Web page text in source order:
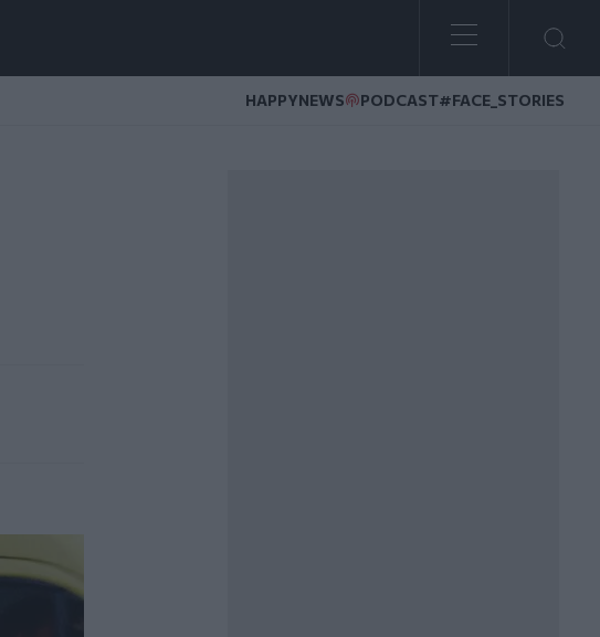
HAPPYNEWS PODCAST#FACE_STORIES